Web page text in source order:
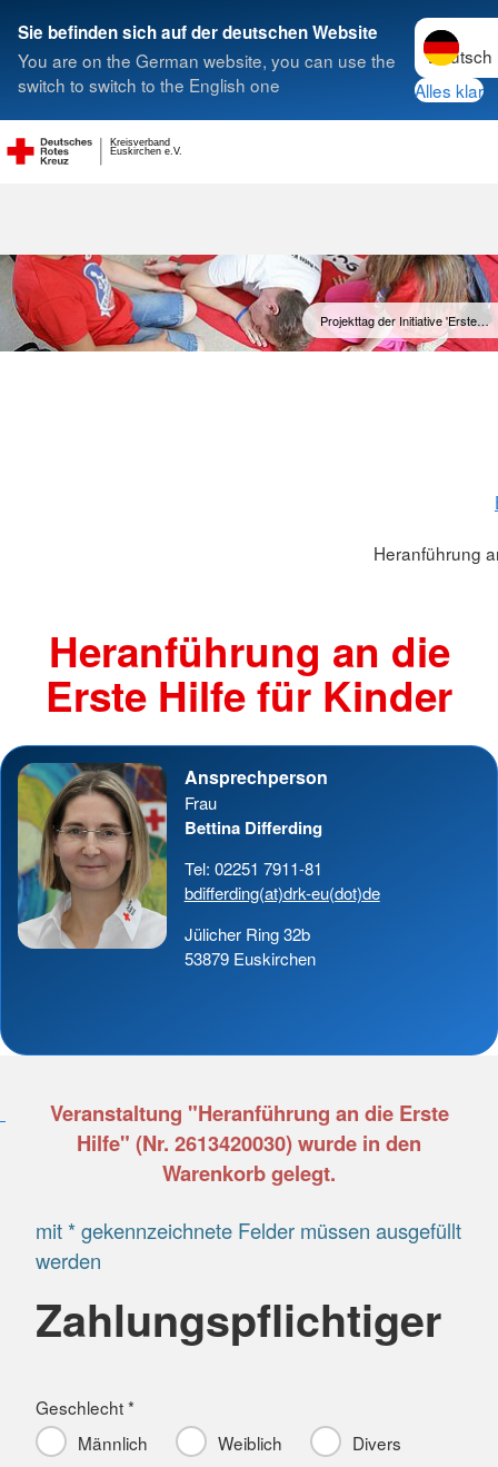
Sie befinden sich auf der deutschen Website
You are on the German website, you can use the
switch to switch to the English one
Sprache
Alles klar
Euskirchen e.V.
Kreisverband
Suche
Projekttag der Initiative 'Erste…
Heranführung
Heranführung an die
Erste Hilfe für Kinder
Ansprechperson
Frau
Bettina Differding
Tel: 02251 7911-81
bdifferding(at)drk-eu(dot)de
Jülicher Ring 32b
53879 Euskirchen
Veranstaltung "Heranführung an die Erste
Hilfe" (Nr. 2613420030) wurde in den
Warenkorb gelegt.
mit * gekennzeichnete Felder müssen ausgefüllt
werden
Zahlungspflichtiger
Geschlecht *
Männlich
Weiblich
Divers